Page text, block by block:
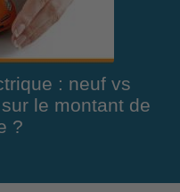
: neuf vs
le montant de
?